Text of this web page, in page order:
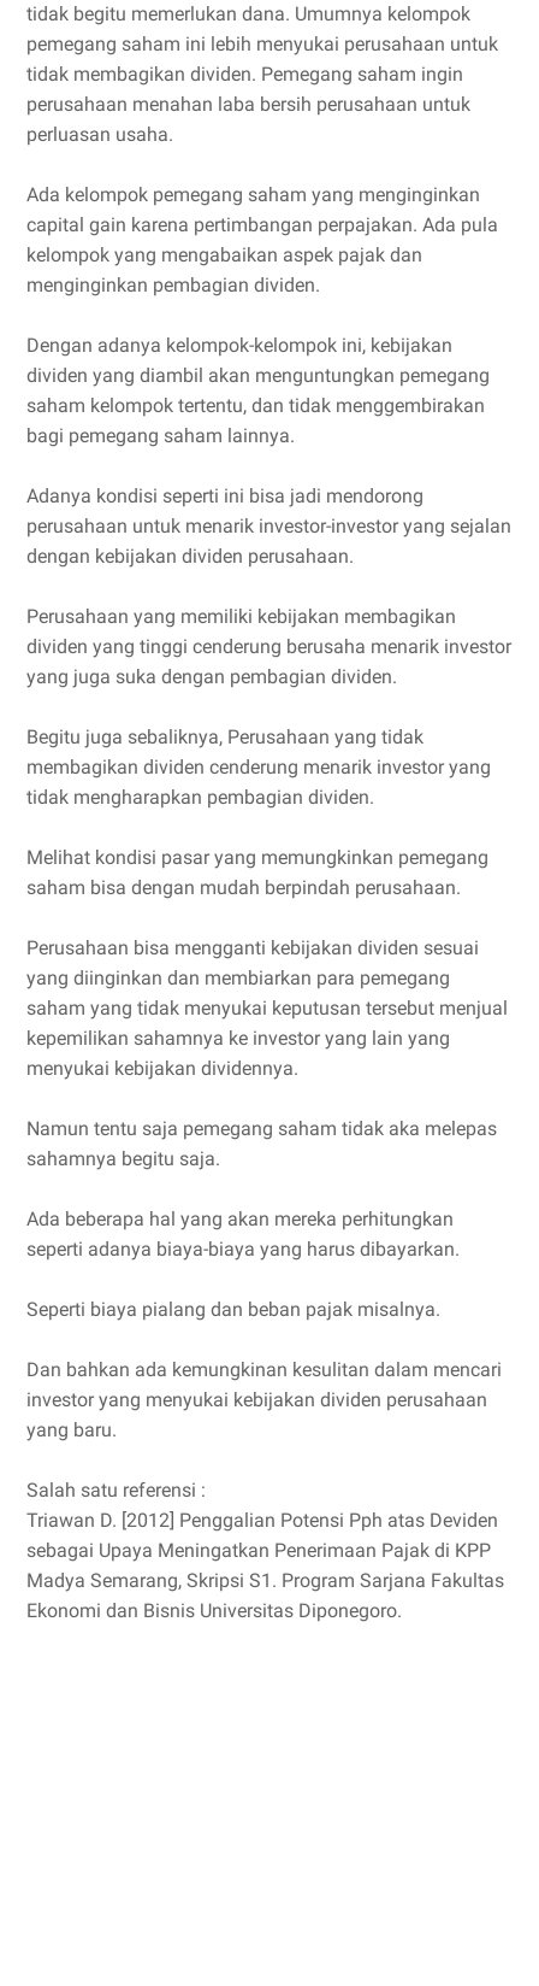
tidak begitu memerlukan dana. Umumnya kelompok
pemegang saham ini lebih menyukai perusahaan untuk
tidak membagikan dividen. Pemegang saham ingin
perusahaan menahan laba bersih perusahaan untuk
perluasan usaha.
Ada kelompok pemegang saham yang menginginkan
capital gain karena pertimbangan perpajakan. Ada pula
kelompok yang mengabaikan aspek pajak dan
menginginkan pembagian dividen.
Dengan adanya kelompok-kelompok ini, kebijakan
dividen yang diambil akan menguntungkan pemegang
saham kelompok tertentu, dan tidak menggembirakan
bagi pemegang saham lainnya.
Adanya kondisi seperti ini bisa jadi mendorong
perusahaan untuk menarik investor-investor yang sejalan
dengan kebijakan dividen perusahaan.
Perusahaan yang memiliki kebijakan membagikan
dividen yang tinggi cenderung berusaha menarik investor
yang juga suka dengan pembagian dividen.
Begitu juga sebaliknya, Perusahaan yang tidak
membagikan dividen cenderung menarik investor yang
tidak mengharapkan pembagian dividen.
Melihat kondisi pasar yang memungkinkan pemegang
saham bisa dengan mudah berpindah perusahaan.
Perusahaan bisa mengganti kebijakan dividen sesuai
yang diinginkan dan membiarkan para pemegang
saham yang tidak menyukai keputusan tersebut menjual
kepemilikan sahamnya ke investor yang lain yang
menyukai kebijakan dividennya.
Namun tentu saja pemegang saham tidak aka melepas
sahamnya begitu saja.
Ada beberapa hal yang akan mereka perhitungkan
seperti adanya biaya-biaya yang harus dibayarkan.
Seperti biaya pialang dan beban pajak misalnya.
Dan bahkan ada kemungkinan kesulitan dalam mencari
investor yang menyukai kebijakan dividen perusahaan
yang baru.
Salah satu referensi :
Triawan D. [2012] Penggalian Potensi Pph atas Deviden
sebagai Upaya Meningatkan Penerimaan Pajak di KPP
Madya Semarang, Skripsi S1. Program Sarjana Fakultas
Ekonomi dan Bisnis Universitas Diponegoro.